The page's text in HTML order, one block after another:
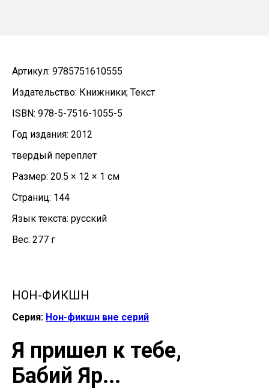
Артикул: 9785751610555
Издательство: Книжники; Текст
ISBN: 978-5-7516-1055-5
Год издания: 2012
твердый переплет
Размер: 20.5 × 12 × 1 см
Страниц: 144
Язык текста: русский
Вес: 277 г
НОН-ФИКШН
Серия: Нон-фикшн вне серий
Я пришел к тебе,
Бабий Яр...